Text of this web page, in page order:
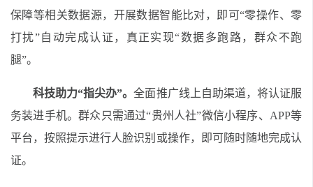
保障等相关数据源， 开展数据智能比对，即可“零操作、零
打扰”自动完成认证，真正实现“数据多跑路，群众不跑
腿”。
科技助力“指尖办”。全面推广线上自助渠道，将认证服
务装进手机。群众只需通过“贵州人社”微信小程序、 APP等
平台，按照提示进行人脸识别或操作，即可随时随地完成认
证。